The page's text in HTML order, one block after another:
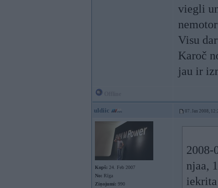
viegli
Visu
Karoč
jau ir
uldiic 07. Jan 2008,
Kopš: 24. Feb 2007
No: Rīga
Ziņojumi: 990
2008-
njaa,